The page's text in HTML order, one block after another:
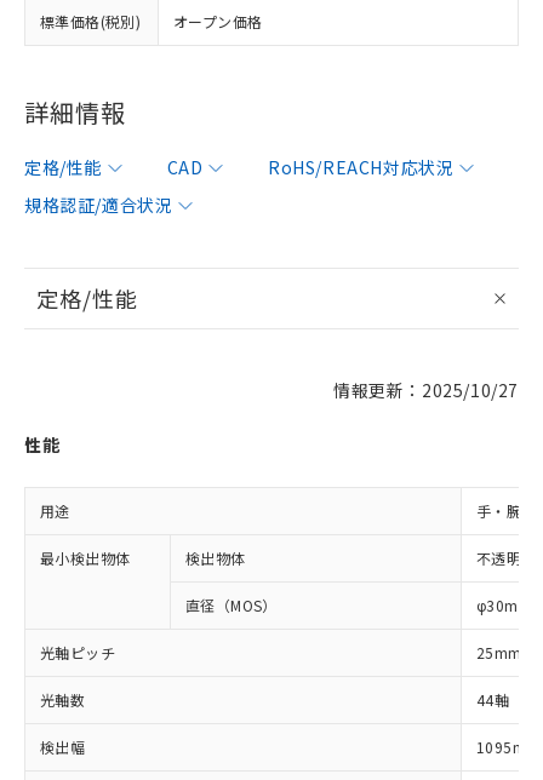
標準価格(税別) オープン価格
詳細情報
定格/性能 CAD
RoHS/REACH対応状況
規格認証/適合状況
定格/性能
情報更新：2025/10/27
性能
用途 手・腕検
最小検出物体 検出物体 不透明体
直径（MOS） φ30mm
光軸ピッチ 25mm
光軸数 44軸
検出幅 1095mm